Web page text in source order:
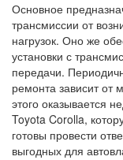
Основное
трансмиссии от
нагрузок. Оно же
установки с
передачи.
ремонта зависит от
этого оказывается
Toyota Corolla,
готовы провести
выгодных для